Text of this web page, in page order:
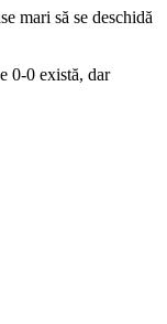
mari să se deschidă
0-0 există, dar